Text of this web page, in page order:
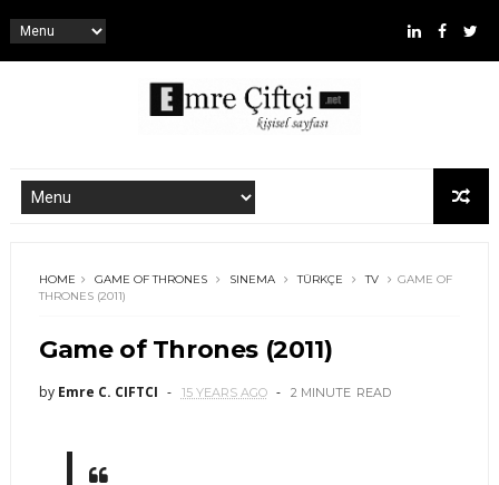
HOME GAME OF THRONES SINEMA TÜRKÇE TV
GAME OF
THRONES (2011)
Game of Thrones (2011)
by Emre C. CIFTCI 15 YEARS AGO 2 MINUTE READ